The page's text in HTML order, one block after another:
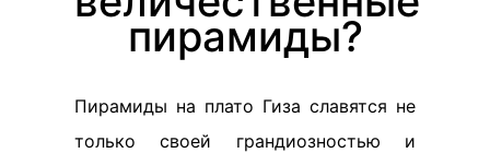
пирамиды?
Пирамиды на плато Гиза славятся не
только своей грандиозностью и